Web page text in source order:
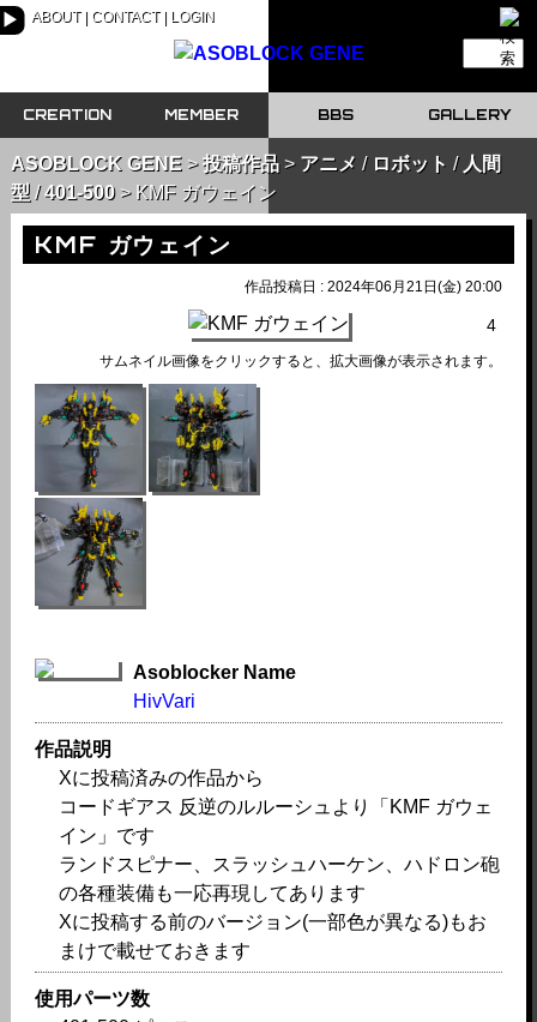
ABOUT CONTACT LOGIN
CREATION MEMBER BBS GALLERY
ASOBLOCK GENE 投稿作品 アニメ / ロボット / 人間
型/401-500 KMF ガウェイン
▶
KMF ガウェイン
作品投稿日 : 2024年06月21日(金) 20:00
4
サムネイル画像をクリックすると、拡大画像が表示されます。
Asoblocker Name
HivVari
作品説明
Xに投稿済みの作品から
コードギアス 反逆のルルーシュより「KMF ガウェ
イン」です
ランドスピナー、スラッシュハーケン、ハドロン砲
の各種装備も一応再現してあります
Xに投稿する前のバージョン(一部色が異なる)もお
まけで載せておきます
使用パーツ数